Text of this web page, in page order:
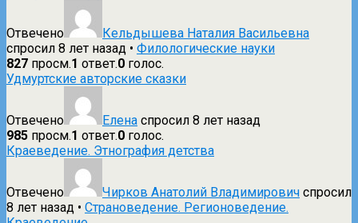
Отвечено
Кельдышева Наталия Васильевна
спросил 8 лет назад • Филологические науки
827 просм.1 ответ.0 голос.
Удмуртские авторские сказки
Отвечено Елена спросил 8 лет назад
985 просм.1 ответ.0 голос.
Краеведение. Этнография детства
Отвечено Чирков Анатолий Владимирович спросил
8 лет назад • Страноведение. Регионоведение.